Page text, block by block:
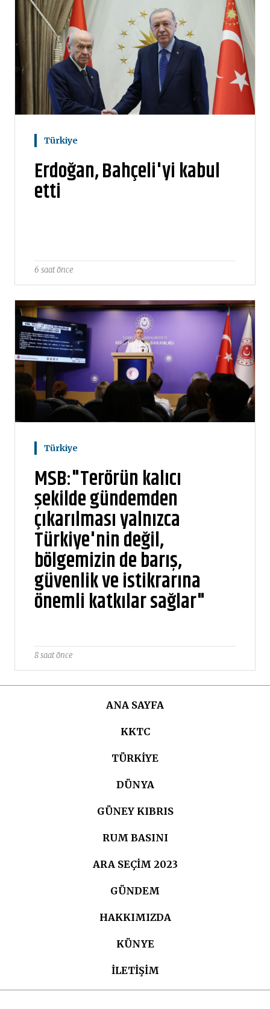
Türkiye
Erdoğan, Bahçeli'yi kabul
etti
6 saat önce
Türkiye
MSB:"Terörün kalıcı
şekilde gündemden
çıkarılması yalnızca
Türkiye'nin değil,
bölgemizin de barış,
güvenlik ve istikrarına
önemli katkılar sağlar"
8 saat önce
ANA SAYFA
KKTC
TÜRKIYE
DÜNYA
GÜNEY KIBRIS
RUM BASINI
ARA SEÇIM 2023
GÜNDEM
HAKKIMIZDA
KÜNYE
İLETİŞİM